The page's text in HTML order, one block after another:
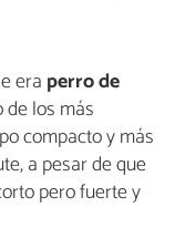
era perro de
de los más
compacto y más
a pesar de que
pero fuerte y